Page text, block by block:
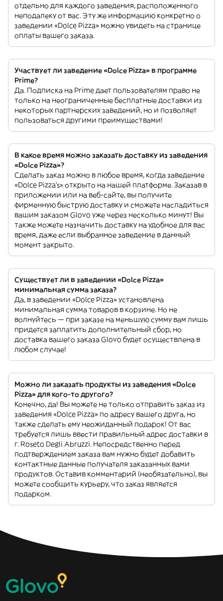
отдельно для каждого заведения, расположенного
неподалеку от вас. Эту же информацию конкретно о
заведении «Dolce Pizza» можно увидеть на странице
оплаты вашего заказа.
Участвует ли заведение «Dolce Pizza» в программе
Prime?
Да. Подписка на Prime дает пользователям право не
только на неограниченные бесплатные доставки из
некоторых партнерских заведений, но и позволяет
пользоваться другими преимуществами!
В какое время можно заказать доставку из заведения
«Dolce Pizza»?
Сделать заказ можно в любое время, когда заведение
«Dolce Pizza’s» открыто на нашей платформе. Заказав в
приложении или на веб-сайте, вы получите
фирменную быструю доставку и сможете насладиться
вашим заказом Glovo уже через несколько минут! Вы
также можете назначить доставку на удобное для вас
время, даже если выбранное заведение в данный
момент закрыто.
Существует ли в заведении «Dolce Pizza»
минимальная сумма заказа?
Да, в заведении «Dolce Pizza» установлена
минимальная сумма товаров в корзине. Но не
волнуйтесь — при заказе на меньшую сумму вам лишь
придется заплатить дополнительный сбор, но
доставка вашего заказа Glovo будет осуществлена в
любом случае!
Можно ли заказать продукты из заведения «Dolce
Pizza» для кого-то другого?
Конечно, да! Вы можете не только отправить заказ из
заведения «Dolce Pizza» по адресу вашего друга, но
также сделать ему неожиданный подарок! От вас
требуется лишь ввести правильный адрес доставки в
г. Roseto Degli Abruzzi. Непосредственно перед
подтверждением заказа вам нужно будет добавить
контактные данные получателя заказанных вами
продуктов. Оставив комментарий (необязательно), вы
можете сообщить курьеру, что заказ является
подарком.